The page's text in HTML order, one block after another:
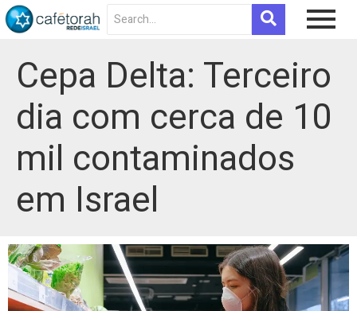
Cepa Delta: Terceiro
dia com cerca de 10
mil contaminados
em Israel